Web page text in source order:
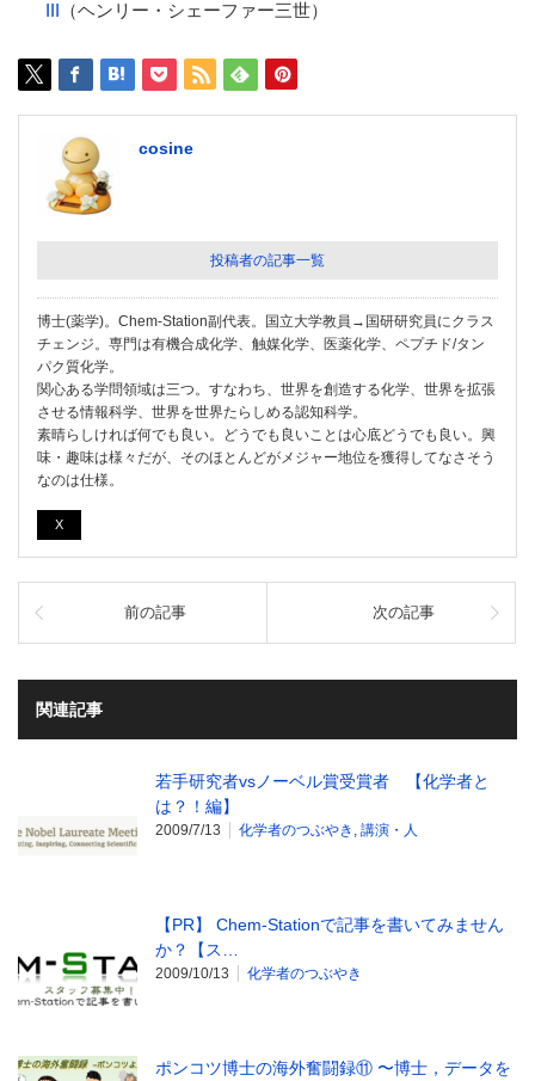
III （ヘンリー・シェーファー三世）
cosine
投稿者の記事一覧
博士(薬学)。Chem-Station副代表。国立大学教員→国研研究員にクラス
チェンジ。専門は有機合成化学、触媒化学、医薬化学、ペプチド/タン
パク質化学。
関心ある学問領域は三つ。すなわち、世界を創造する化学、世界を拡張
させる情報科学、世界を世界たらしめる認知科学。
素晴らしければ何でも良い。どうでも良いことは心底どうでも良い。興
味・趣味は様々だが、そのほとんどがメジャー地位を獲得してなさそう
なのは仕様。
X
前の記事 次の記事
関連記事
若手研究者vsノーベル賞受賞者 【化学者と
は？！編】
2009/7/13 化学者のつぶやき 講演・人
【PR】 Chem-Stationで記事を書いてみません
か？【ス…
2009/10/13 化学者のつぶやき
ポンコツ博士の海外奮闘録⑪ 〜博士，データを